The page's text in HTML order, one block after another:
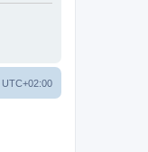
UTC+02:00